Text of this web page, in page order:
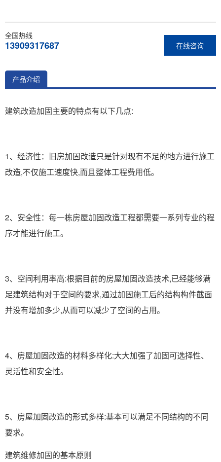
在线咨询
全国热线
13909317687
产品介绍
建筑改造加固主要的特点有以下几点:
1、经济性：旧房加固改造只是针对现有不足的地方进行施工
改造,不仅施工速度快,而且整体工程费用低。
2、安全性：每一栋房屋加固改造工程都需要一系列专业的程
序才能进行施工。
3、空间利用率高:根据目前的房屋加固改造技术,已经能够满
足建筑结构对于空间的要求,通过加固施工后的结构构件截面
并没有增加多少,从而可以减少了空间的占用。
4、房屋加固改造的材料多样化:大大加强了加固可选择性、
灵活性和安全性。
5、房屋加固改造的形式多样:基本可以满足不同结构的不同
要求。
建筑维修加固的基本原则